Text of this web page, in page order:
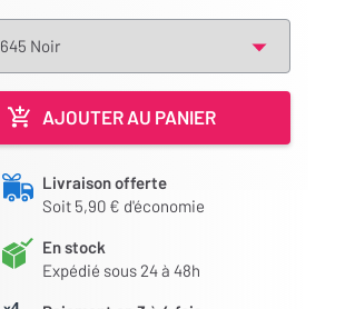
AJOUTER AU PANIER
Livraison offerte
Soit 5,90 € d'économie
En stock
Expédié sous 24 à 48h